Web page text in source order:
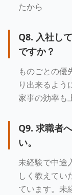
たから
Q8. 入社し
ですか？
ものごとの優
り出来るよう
家事の効率も
Q9. 求職者
い。
未経験で中途
しく教えてい
ています。未